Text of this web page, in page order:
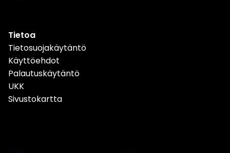
Tietoa
Tietosuojakäytäntö
Käyttöehdot
Palautuskäytäntö
UKK
Sivustokartta